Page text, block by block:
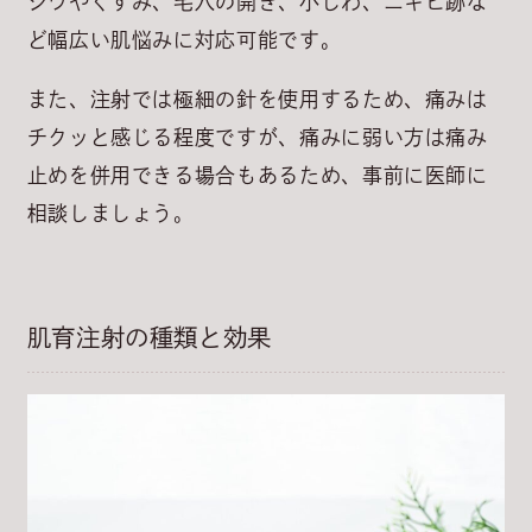
ど幅広い肌悩みに対応可能です。
また、注射では極細の針を使用するため、痛みは
チクッと感じる程度ですが、痛みに弱い方は痛み
止めを併用できる場合もあるため、事前に医師に
相談しましょう。
肌育注射の種類と効果